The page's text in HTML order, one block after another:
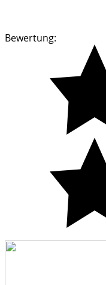
Bewertung: